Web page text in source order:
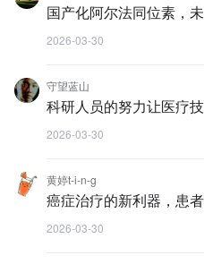
国产化阿尔法同位素，
2026-03-30
守望蓝山
科研人员的努力让医疗
2026-03-30
黄婷t-i-n-g
癌症治疗的新利器，患者
2026-03-30